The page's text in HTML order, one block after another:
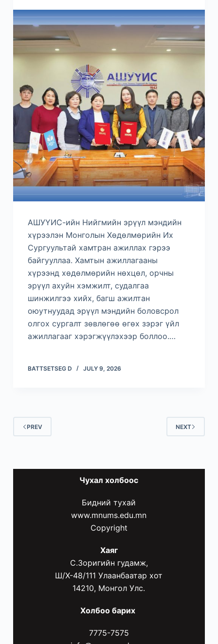
АШУҮИС-ийн Нийгмийн эрүүл мэндийн
хүрээлэн Монголын Хөдөлмөрийн Их
Сургуультай хамтран ажиллах гэрээ
байгууллаа. Хамтын ажиллагааны
хүрээнд хөдөлмөрийн нөхцөл, орчны
эрүүл ахуйн хэмжилт, судалгаа
шинжилгээ хийх, багш ажилтан
оюутнуудад эрүүл мэндийн боловсрол
олгох сургалт зөвлөгөө өгөх зэрэг үйл
ажиллагааг хэрэгжүүлэхээр боллоо.…
BATTSETSEG D JULY 9, 2026
PREV NEXT
Чухал холбоос
Бидний тухай
www.mnums.edu.mn
Copyright
Хаяг
С.Зоригийн гудамж,
Ш/Х-48/111 Улаанбаатар хот
14210, Монгол Улс.
Холбоо барих
7775-7575